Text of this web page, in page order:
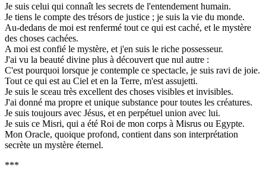
Je suis celui qui connaît les secrets de l'entendement humain.
Je tiens le compte des trésors de justice ; je suis la vie du monde.
Au-dedans de moi est renfermé tout ce qui est caché, et le mystère
des choses cachées.
A moi est confié le mystère, et j'en suis le riche possesseur.
J'ai vu la beauté divine plus à découvert que nul autre :
C'est pourquoi lorsque je contemple ce spectacle, je suis ravi de joie.
Tout ce qui est au Ciel et en la Terre, m'est assujetti.
Je suis le sceau très excellent des choses visibles et invisibles.
J'ai donné ma propre et unique substance pour toutes les créatures.
Je suis toujours avec Jésus, et en perpétuel union avec lui.
Je suis ce Misri, qui a été Roi de mon corps à Misrus ou Egypte.
Mon Oracle, quoique profond, contient dans son interprétation
secrète un mystère éternel.
***